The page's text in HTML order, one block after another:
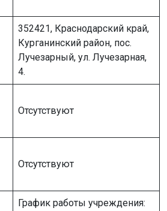
352421, Краснодарский край,
Курганинский район, пос.
Лучезарный, ул. Лучезарная,
4.
Отсутствуют
Отсутствуют
График работы учреждения: